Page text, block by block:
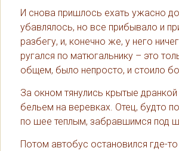
И снова пришлось ехать ужасно
убавлялось, но все прибывало и
разбегу, и, конечно же, у него
ругался по матюгальнику – это
общем, было непросто, и стоило
За окном тянулись крытые
бельем на веревках. Отец, будто
по шее теплым, забравшимся под
Потом автобус остановился где-